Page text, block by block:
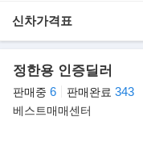
허위매물 2년 이하의 징
- 프리미엄 패키지
- 컴포트 패키지 III
- 셀렉티브 패키지 II
- Sky Full (스카이풀) 파
- Bose 프리미엄 7 스피
신차가격표
정한용 인증딜러
판매중 6 판매완료 343
베스트매매센터